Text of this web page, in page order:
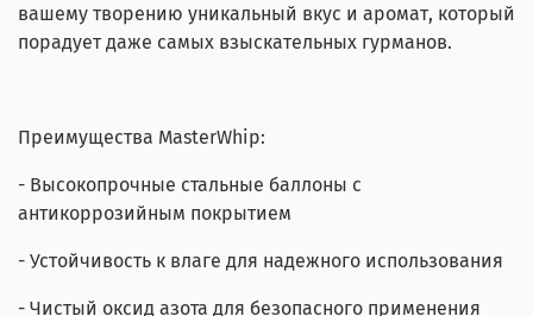
вашему творению уникальный вкус и аромат, который
порадует даже самых взыскательных гурманов.
Преимущества MasterWhip:
- Высокопрочные стальные баллоны с
антикоррозийным покрытием
- Устойчивость к влаге для надежного использования
- Чистый оксид азота для безопасного применения